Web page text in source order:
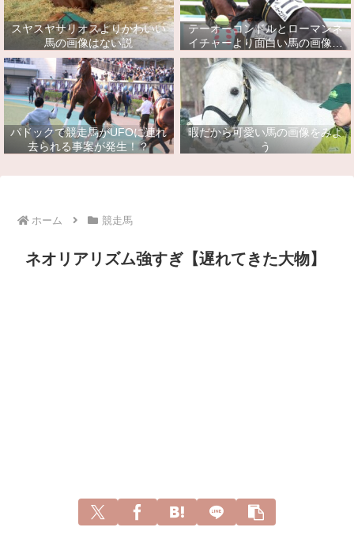
スヤスヤサリオスよりかわいい
馬の画像はない説
テーオーコンドルとローマンネ
イチャーより面白い馬の画像っ
てあるの？
パドックで競走馬がUFOに連れ
去られる事案が発生！？
暇だから可愛い馬の画像をみよ
う
ホーム 競走馬
ネオリアリズム強すぎ【遅れてきた大物】